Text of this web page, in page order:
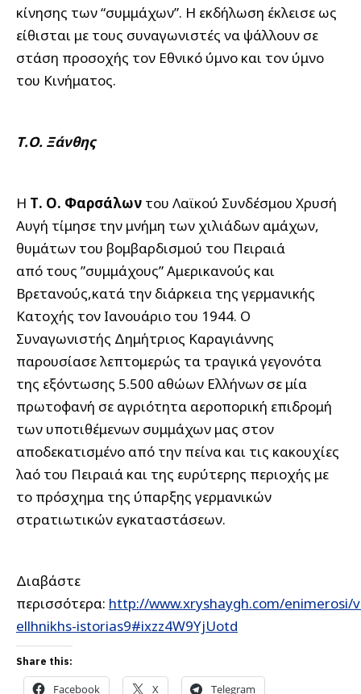
κίνησης των “συμμάχων”. Η εκδήλωση έκλεισε ως
είθισται με τους συναγωνιστές να ψάλλουν σε
στάση προσοχής τον Εθνικό ύμνο και τον ύμνο
του Κινήματος.
Τ.Ο. Ξάνθης
Η Τ. Ο. Φαρσάλων του Λαϊκού Συνδέσμου Χρυσή
Αυγή τίμησε την μνήμη των χιλιάδων αμάχων,
θυμάτων του βομβαρδισμού του Πειραιά
από τους ”συμμάχους” Αμερικανούς και
Βρετανούς,κατά την διάρκεια της γερμανικής
Κατοχής τον Ιανουάριο του 1944. Ο
Συναγωνιστής Δημήτριος Καραγιάννης
παρουσίασε λεπτομερώς τα τραγικά γεγονότα
της εξόντωσης 5.500 αθώων Ελλήνων σε μία
πρωτοφανή σε αγριότητα αεροπορική επιδρομή
των υποτιθέμενων συμμάχων μας στον
αποδεκατισμένο από την πείνα και τις κακουχίες
λαό του Πειραιά και της ευρύτερης περιοχής με
το πρόσχημα της ύπαρξης γερμανικών
στρατιωτικών εγκαταστάσεων.
Διαβάστε
περισσότερα: http://www.xryshaygh.com/
ellhnikhs-istorias9#ixzz4W9YjUotd
Share this:
Facebook X Telegram